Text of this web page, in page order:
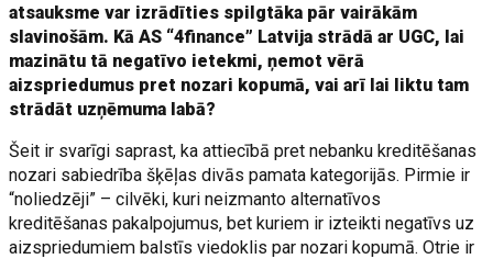
atsauksme var izrādīties spilgtāka pār vairākām
slavinošām. Kā AS “4finance” Latvija strādā ar UGC, lai
mazinātu tā negatīvo ietekmi, ņemot vērā
aizspriedumus pret nozari kopumā, vai arī lai liktu tam
strādāt uzņēmuma labā?
Šeit ir svarīgi saprast, ka attiecībā pret nebanku kreditēšanas
nozari sabiedrība šķēļas divās pamata kategorijās. Pirmie ir
“noliedzēji” – cilvēki, kuri neizmanto alternatīvos
kreditēšanas pakalpojumus, bet kuriem ir izteikti negatīvs uz
aizspriedumiem balstīs viedoklis par nozari kopumā. Otrie ir